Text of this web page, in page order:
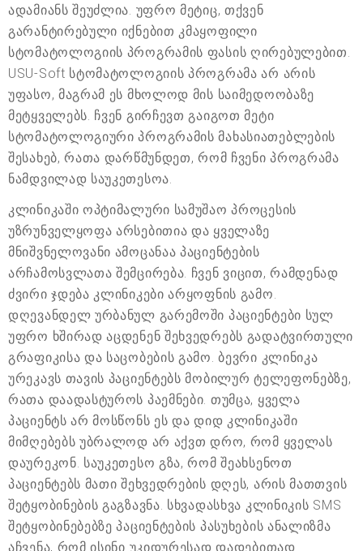
ადამიანს შეუძლია. უფრო მეტიც, თქვენ
გარანტირებული იქნებით კმაყოფილი
სტომატოლოგიის პროგრამის ფასის ღირებულებით.
USU-Soft სტომატოლოგიის პროგრამა არ არის
უფასო, მაგრამ ეს მხოლოდ მის საიმედოობაზე
მეტყველებს. ჩვენ გირჩევთ გაიგოთ მეტი
სტომატოლოგიური პროგრამის მახასიათებლების
შესახებ, რათა დარწმუნდეთ, რომ ჩვენი პროგრამა
ნამდვილად საუკეთესოა.
კლინიკაში ოპტიმალური სამუშაო პროცესის
უზრუნველყოფა არსებითია და ყველაზე
მნიშვნელოვანი ამოცანაა პაციენტების
არჩამოსვლათა შემცირება. ჩვენ ვიცით, რამდენად
ძვირი ჯდება კლინიკები არყოფნის გამო.
დღევანდელ ურბანულ გარემოში პაციენტები სულ
უფრო ხშირად აცდენენ შეხვედრებს გადატვირთული
გრაფიკისა და საცობების გამო. ბევრი კლინიკა
ურეკავს თავის პაციენტებს მობილურ ტელეფონებზე,
რათა დაადასტუროს პაემნები. თუმცა, ყველა
პაციენტს არ მოსწონს ეს და დიდ კლინიკაში
მიმღებებს უბრალოდ არ აქვთ დრო, რომ ყველას
დაურეკონ. საუკეთესო გზა, რომ შეახსენოთ
პაციენტებს მათი შეხვედრების დღეს, არის მათთვის
შეტყობინების გაგზავნა. სხვადასხვა კლინიკის SMS
შეტყობინებებზე პაციენტების პასუხების ანალიზმა
აჩვენა, რომ ისინი უკიდურესად დადებითად